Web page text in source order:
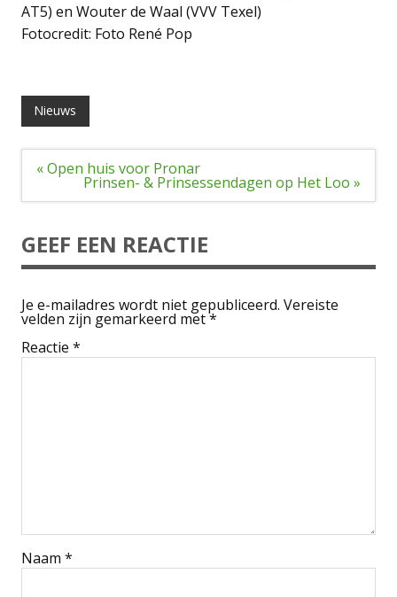
AT5) en Wouter de Waal (VVV Texel)
Fotocredit: Foto René Pop
Nieuws
Bericht
navigatie
« Open huis voor Pronar
Prinsen- & Prinsessendagen op Het Loo »
GEEF EEN REACTIE
Je e-mailadres wordt niet gepubliceerd. Vereiste
velden zijn gemarkeerd met*
Reactie *
Naam *